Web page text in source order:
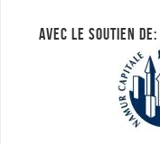
AVEC LE SOUTIEN DE: